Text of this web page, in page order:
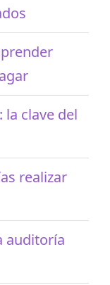
la clave del
realizar
auditoría